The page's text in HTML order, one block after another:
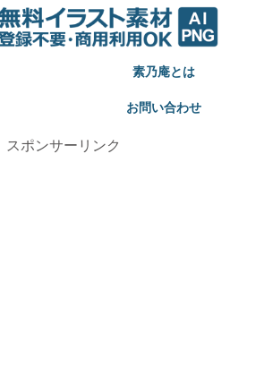
素乃庵とは
お問い合わせ
スポンサーリンク